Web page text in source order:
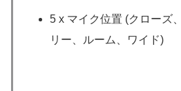
5 x マイク位置 (クローズ
リー、ルーム、ワイド)